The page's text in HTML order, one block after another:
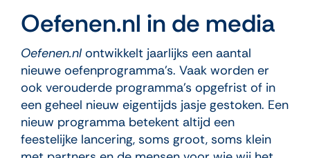
Oefenen.nl in de media
Oefenen.nlontwikkelt jaarlijks een aantal
nieuwe oefenprogramma’s. Vaak worden er
ook verouderde programma’s opgefrist of in
een geheel nieuw eigentijds jasje gestoken. Een
nieuw programma betekent altijd een
feestelijke lancering, soms groot, soms klein